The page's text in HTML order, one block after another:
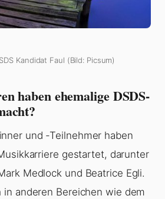
Kandidat Faul (Bild: Picsum)
haben ehemalige DSDS-
und -Teilnehmer haben
gestartet, darunter
Medlock und Beatrice Egli.
in anderen Bereichen wie dem